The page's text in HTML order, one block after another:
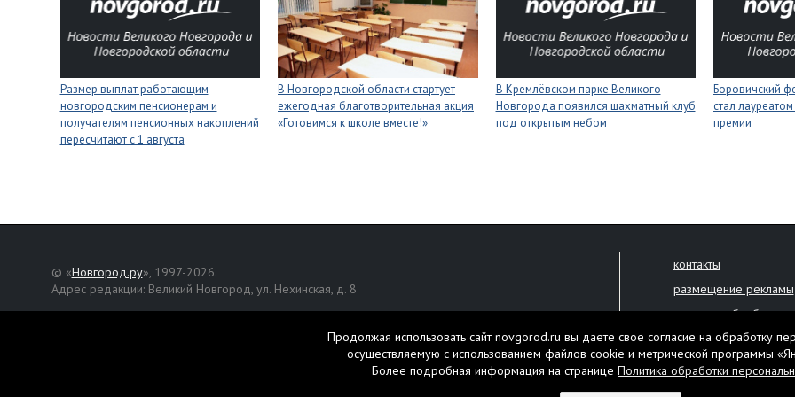
Размер выплат работающим
новгородским пенсионерам и
получателям пенсионных накоплений
пересчитают с 1 августа
В Новгородской области стартует
ежегодная благотворительная акция
«Готовимся к школе вместе!»
В Кремлёвском парке Великого
Новгорода появился шахматный клуб
под открытым небом
Боровичский
стал
премии
© «Новгород.ру», 1997-2026.
Адрес редакции: Великий Новгород, ул. Нехинская, д. 8
, публикуются на правах рекламы.
контакты
размещение рекламы
политика обработки
Настоящий ресурс
Нашли ошибку?
Продолжая использовать сайт novgorod.ru вы даете свое согласие на обработку
осуществляемую с использованием файлов cookie и метрической программы
Более подробная информация на странице Политика обработки